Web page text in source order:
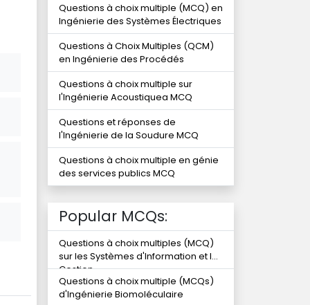
Questions à choix multiple (MCQ) en
Ingénierie des Systèmes Électriques
Questions à Choix Multiples (QCM)
en Ingénierie des Procédés
Questions à choix multiple sur
l'Ingénierie Acoustiquea MCQ
Questions et réponses de
l'Ingénierie de la Soudure MCQ
Questions à choix multiple en génie
des services publics MCQ
Popular MCQs:
Questions à choix multiples (MCQ)
sur les Systèmes d'Information et la
Gestion
Questions à choix multiple (MCQs)
d'Ingénierie Biomoléculaire